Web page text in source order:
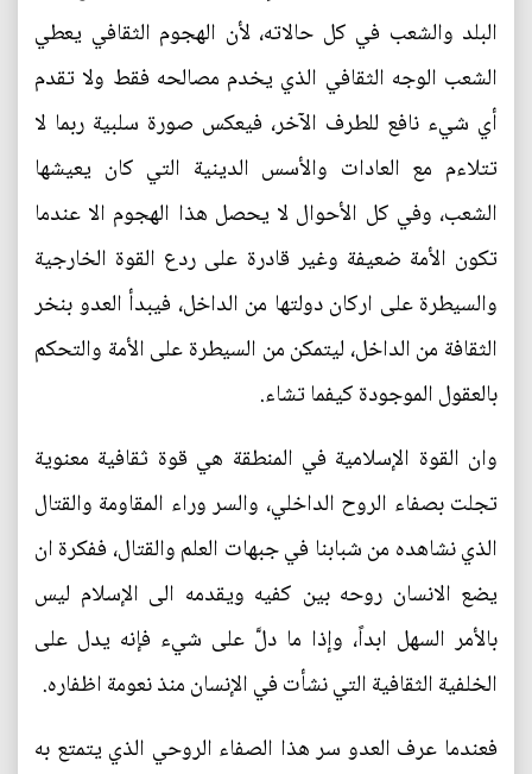
البلد والشعب في كل حالاته، لأن الهجوم الثقافي يعطي
الشعب الوجه الثقافي الذي يخدم مصالحه فقط ولا تقدم
أي شيء نافع للطرف الآخر، فيعكس صورة سلبية ربما لا
تتلاءم مع العادات والأسس الدينية التي كان يعيشها
الشعب، وفي كل الأحوال لا يحصل هذا الهجوم الا عندما
تكون الأمة ضعيفة وغير قادرة على ردع القوة الخارجية
والسيطرة على اركان دولتها من الداخل، فيبدأ العدو بنخر
الثقافة من الداخل، ليتمكن من السيطرة على الأمة والتحكم
بالعقول الموجودة كيفما تشاء.
وان القوة الإسلامية في المنطقة هي قوة ثقافية معنوية
تجلت بصفاء الروح الداخلي، والسر وراء المقاومة والقتال
الذي نشاهده من شبابنا في جبهات العلم والقتال، ففكرة ان
يضع الانسان روحه بين كفيه ويقدمه الى الإسلام ليس
بالأمر السهل ابداً، وإذا ما دلَّ على شيء فإنه يدل على
الخلفية الثقافية التي نشأت في الإنسان منذ نعومة اظفاره.
فعندما عرف العدو سر هذا الصفاء الروحي الذي يتمتع به